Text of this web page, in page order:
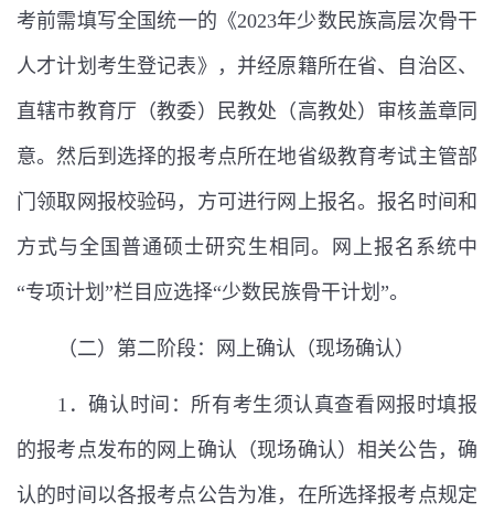
考前需填写全国统一的《2023年少数民族高层次骨干
人才计划考生登记表》，并经原籍所在省、自治区、
直辖市教育厅（教委）民教处（高教处）审核盖章同
意。然后到选择的报考点所在地省级教育考试主管部
门领取网报校验码，方可进行网上报名。报名时间和
方式与全国普通硕士研究生相同。网上报名系统中
“专项计划 ”栏目应选择“少数民族骨干计划 ”。
（二）第二阶段：网上确认（现场确认）
1 ．确认时间：所有考生须认真查看网报时填报
的报考点发布的网上确认（现场确认）相关公告，确
认的时间以各报考点公告为准，在所选择报考点规定